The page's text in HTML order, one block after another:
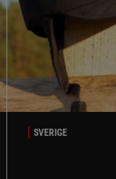
SVERIGE